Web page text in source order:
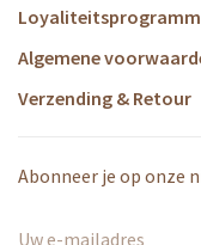
Algemene
Verzending & Retour
Abonneer je op onze